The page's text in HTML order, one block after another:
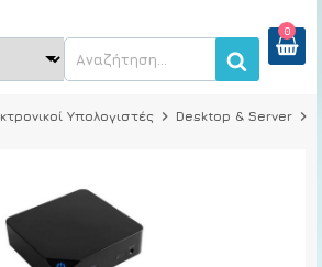
0
Υπολογιστές chevron_right Desktop & Server chevron_right